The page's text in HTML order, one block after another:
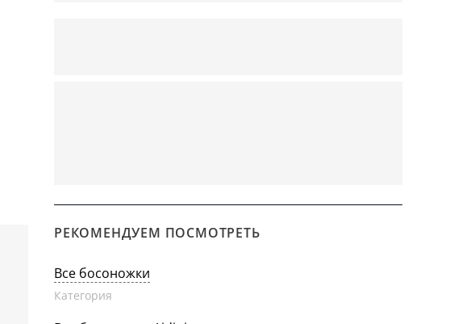
РЕКОМЕНДУЕМ ПОСМОТРЕТЬ
Все босоножки
Категория